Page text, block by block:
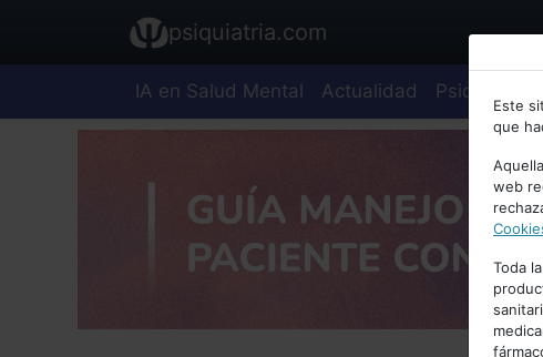
psiquiatria.com
IA en Salud Mental Actualidad Psiquiatría
Este
que
web
Toda